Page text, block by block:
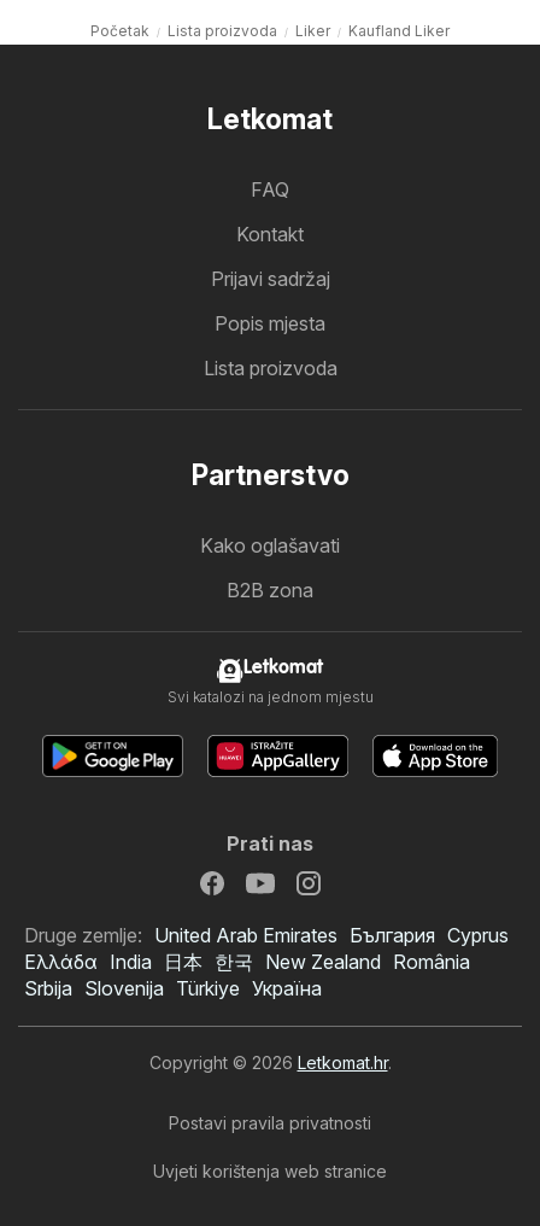
Početak Lista proizvoda Liker Kaufland Liker
Letkomat
FAQ
Kontakt
Prijavi sadržaj
Popis mjesta
Lista proizvoda
Partnerstvo
Kako oglašavati
B2B zona
Letkomat
Svi katalozi na jednom mjestu
Prati nas
Druge zemlje: United Arab Emirates България Cyprus
Ελλάδα India 日本 한국 New Zealand România
Srbija Slovenija Türkiye Україна
Copyright © 2026 Letkomat.hr.
Postavi pravila privatnosti
Uvjeti korištenja web stranice